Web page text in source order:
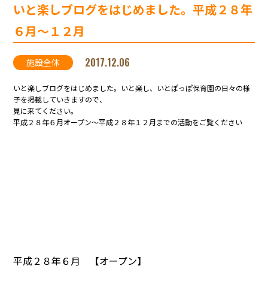
いと楽しブログをはじめました。平成２８年
６月～１２月
施設全体 2017.12.06
いと楽しブログをはじめました。いと楽し、いとぽっぽ保育園の日々の様
子を掲載していきますので、
見に来てください。
平成２８年６月オープン～平成２８年１２月までの活動をご覧ください
平成２８年６月 【オープン】